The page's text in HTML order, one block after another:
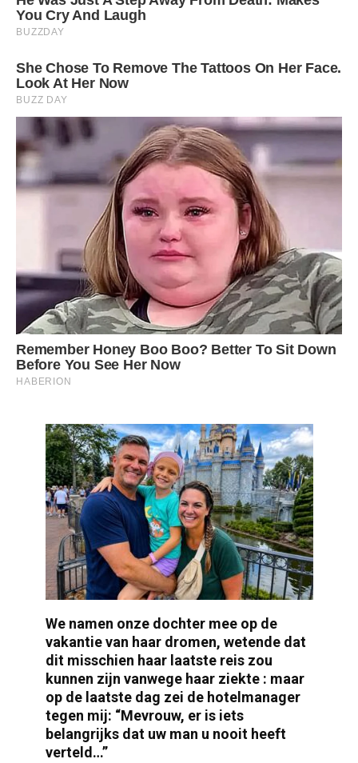
We namen onze dochter mee op de
vakantie van haar dromen, wetende dat
dit misschien haar laatste reis zou
kunnen zijn vanwege haar ziekte : maar
op de laatste dag zei de hotelmanager
tegen mij: “Mevrouw, er is iets
belangrijks dat uw man u nooit heeft
verteld…”